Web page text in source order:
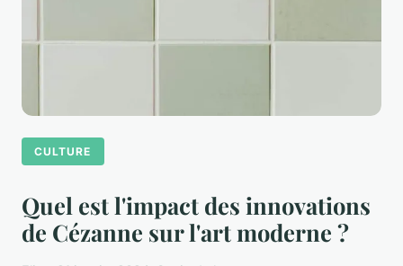
CULTURE
Quel est l'impact des innovations
de Cézanne sur l'art moderne ?